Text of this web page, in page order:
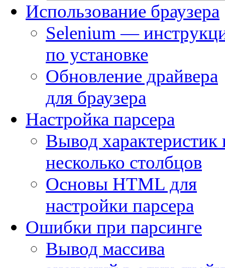
Использование браузера
Selenium —
по установке
Обновление драйвера
для браузера
Настройка парсера
Вывод характеристик
несколько столбцов
Основы HTML для
настройки парсера
Ошибки при парсинге
Вывод массива